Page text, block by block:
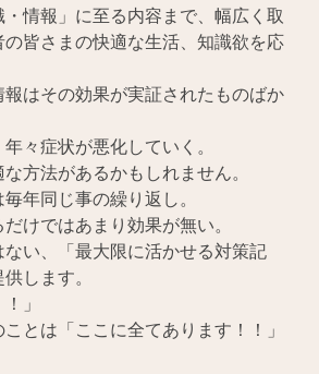
情報」に至る内容まで、幅広く取
の皆さまの快適な生活、知識欲を応
報はその効果が実証されたものばか
々症状が悪化していく。
方法があるかもしれません。
年同じ事の繰り返し。
けではあまり効果が無い。
い、「最大限に活かせる対策記
します。
」
とは「ここに全てあります！！」